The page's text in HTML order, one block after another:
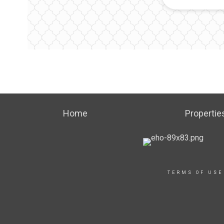
Home
TERMS OF USE